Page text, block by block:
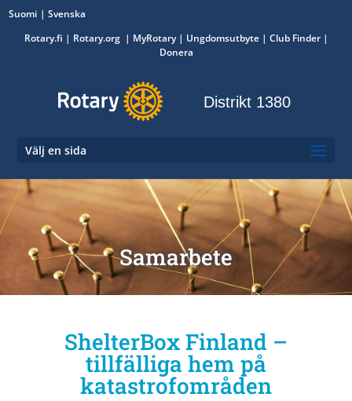
Suomi
Svenska
Rotary.fi | Rotary.org | MyRotary| Ungdomsutbyte| Club Finder|
Donera
Distrikt 1380
Välj en sida
Samarbete
ShelterBox Finland –
tillfälliga hem på
katastrofområden